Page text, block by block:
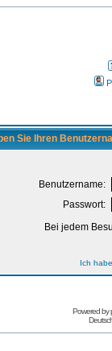
Sie Ihren
Benutzername:
Passwort:
Bei jedem
Ich
Powered by